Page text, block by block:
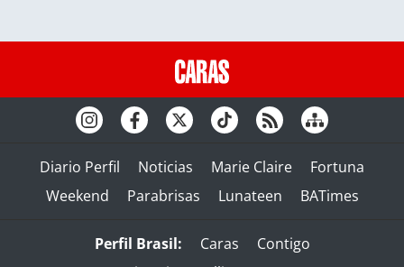
Diario Perfil Noticias Marie Claire
Fortuna
Weekend
Parabrisas Lunateen BATimes
Perfil Brasil: Caras
Contigo